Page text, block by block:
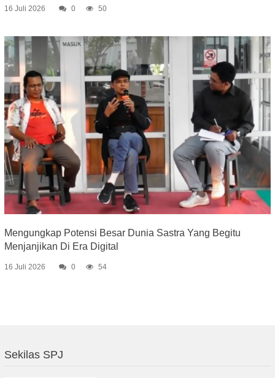
16 Juli 2026 0 50
Mengungkap Potensi Besar Dunia Sastra Yang Begitu
Menjanjikan Di Era Digital
16 Juli 2026 0 54
Sekilas SPJ